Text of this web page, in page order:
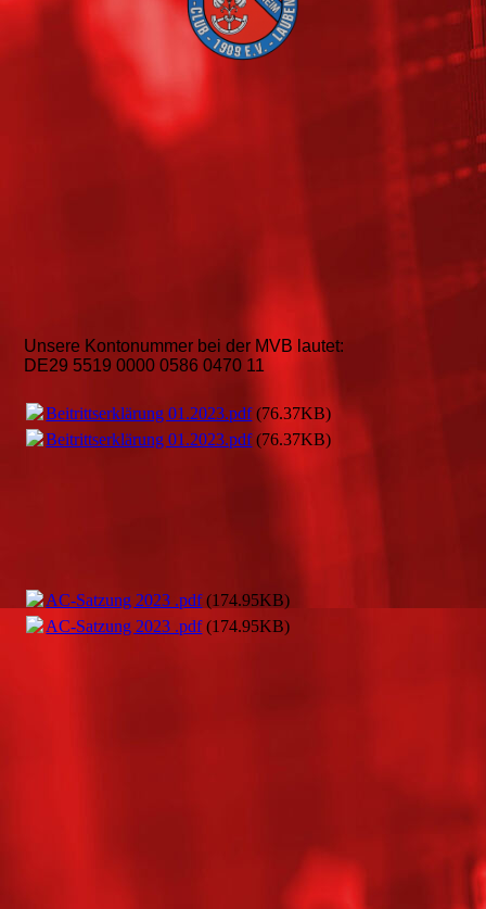
Unsere Kontonummer bei der MVB lautet:
DE29 5519 0000 0586 0470 11
Beitrittserklärung 01.2023.pdf(76.37KB)
Beitrittserklärung 01.2023.pdf(76.37KB)
AC-Satzung 2023 .pdf(174.95KB)
AC-Satzung 2023 .pdf(174.95KB)